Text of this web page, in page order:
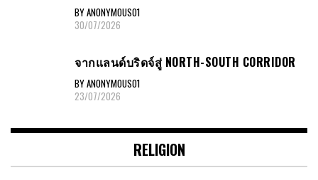
BY ANONYMOUS01
30/07/2026
จากแลนด์บริดจ์สู่ NORTH-SOUTH CORRIDOR
BY ANONYMOUS01
23/07/2026
RELIGION